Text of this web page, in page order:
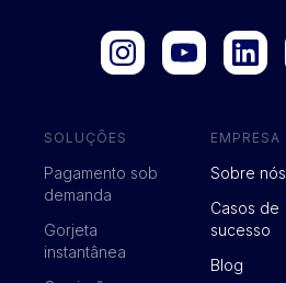
SOLUÇÕES
Pagamento sob
demanda
Gorjeta
instantânea
EMPRESA
Sobre nós
Casos de
sucesso
Blog